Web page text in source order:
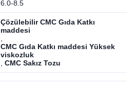
6.0-8.5
Çözülebilir CMC Gıda Katkı
maddesi
CMC Gıda Katkı maddesi Yüksek
viskozluk
CMC Sakız Tozu